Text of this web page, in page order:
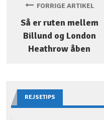
FORRIGE ARTIKEL
Så er ruten mellem
Billund og London
Heathrow åben
REJSETIPS